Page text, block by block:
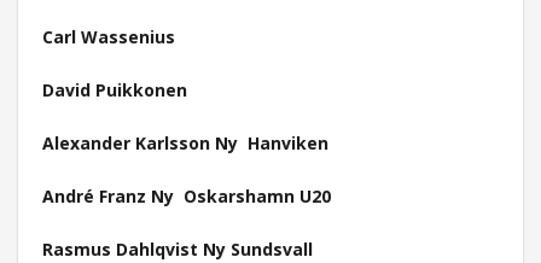
Carl Wassenius
David Puikkonen
Alexander Karlsson Ny Hanviken
André Franz Ny Oskarshamn U20
Rasmus Dahlqvist Ny Sundsvall